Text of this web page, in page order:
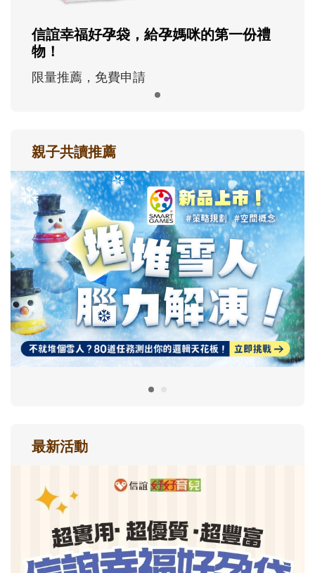
信誼幸福好孕袋，給孕媽咪的第一份禮
物！
限量推薦，免費申請
親子共讀推薦
最新活動